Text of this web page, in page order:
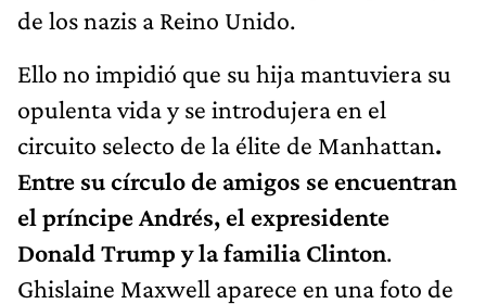
de los nazis a Reino Unido.
Ello no impidió que su hija mantuviera su
opulenta vida y se introdujera en el
circuito selecto de la élite de Manhattan.
Entre su círculo de amigos se encuentran
el príncipe Andrés, el expresidente
Donald Trump y la familia Clinton.
Ghislaine Maxwell aparece en una foto de